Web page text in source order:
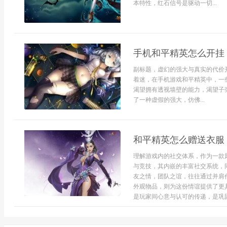
本特性，红石信号是驱动一切...
手机和平精英怎么开
副标题，虚幻的强大与真实的代
着迷，在手机游戏和平精英中，
渴望拥有透视墙壁的能力，渴望
了一种虚假的强大，仿佛...
和平精英怎么赠送衣
理解游戏内的社交体系，作为一
与竞技，其内嵌的丰富社交系统
友之情，团队之谊，往往通过并
外观物品，则为这份情谊提供了
是玩家间心意与认可的传递，是巩